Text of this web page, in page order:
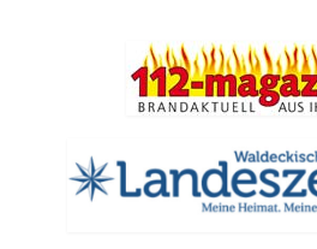
Fahrzeuge & Technik
Stützpunkt
Einsatzfahrzeuge
Einsatzleitwagen ELW 1